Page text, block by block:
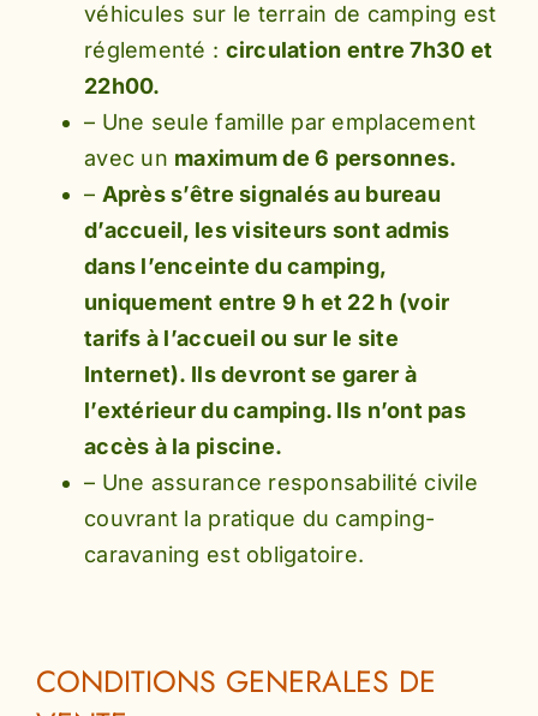
véhicules sur le terrain de camping est
réglementé : circulation entre 7h30 et
22h00.
– Une seule famille par emplacement
avec un maximum de 6 personnes.
– Après s’être signalés au bureau
d’accueil, les visiteurs sont admis
dans l’enceinte du camping,
uniquement entre 9 h et 22 h (voir
tarifs à l’accueil ou sur le site
Internet). Ils devront se garer à
l’extérieur du camping. Ils n’ont pas
accès à la piscine.
– Une assurance responsabilité civile
couvrant la pratique du camping-
caravaning est obligatoire.
CONDITIONS GENERALES DE